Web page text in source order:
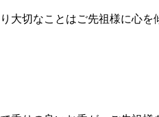
切なことはご先祖様に心